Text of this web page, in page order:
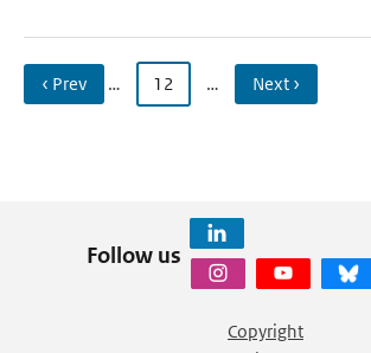
‹ Prev … 12 … Next ›
Follow us
Copyright